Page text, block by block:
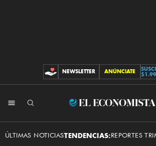
CONTRIBUCIONES
NEWSLETTER ANÚNCIATE
El
ÚLTIMAS NOTICIASTENDENCIAS:REPORTES